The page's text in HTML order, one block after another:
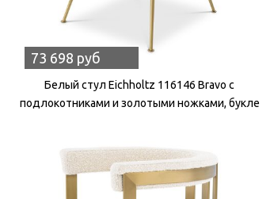
73 698 руб
Белый стул Eichholtz 116146 Bravo с
подлокотниками и золотыми ножками, букле